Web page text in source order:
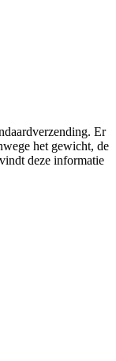
Er
het gewicht, de
deze informatie